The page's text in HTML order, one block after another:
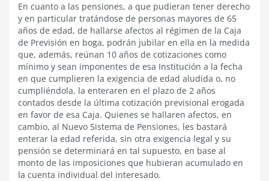
En cuanto a las pensiones, a que pudieran tener derecho
y en particular tratándose de personas mayores de 65
años de edad, de hallarse afectos al régimen de la Caja
de Previsión en boga, podrán jubilar en ella en la medida
que, además, reúnan 10 años de cotizaciones como
mínimo y sean imponentes de esa Institución a la fecha
en que cumplieren la exigencia de edad aludida o, no
cumpliéndola, la enteraren en el plazo de 2 años
contados desde la última cotización previsional erogada
en favor de esa Caja. Quienes se hallaren afectos, en
cambio, al Nuevo Sistema de Pensiones, les bastará
enterar la edad referida, sin otra exigencia legal y su
pensión se determinará en tal supuesto, en base al
monto de las imposiciones que hubieran acumulado en
la cuenta individual del interesado.